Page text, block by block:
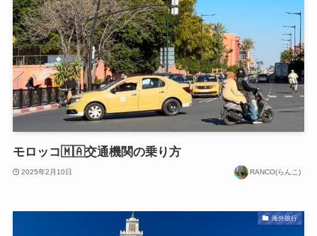
モロッコ🇲🇦交通機関の乗り方
2025年2月10日 RANCO(らんこ)
海外旅行